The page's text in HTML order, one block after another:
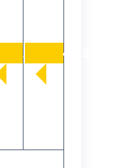
237.8 40.3